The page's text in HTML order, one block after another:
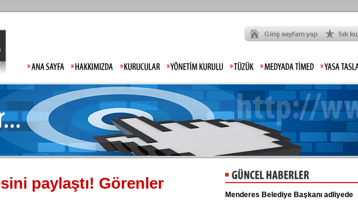
paylaştı! Görenler
Menderes Belediye Başkanı adliyede